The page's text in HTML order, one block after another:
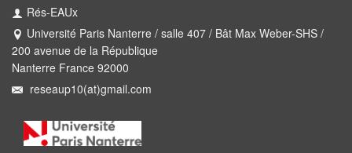
Rés-EAUx
Université Paris Nanterre / salle 407 / Bât Max Weber-SHS /
200 avenue de la République
Nanterre France 92000
reseaup10(at)gmail.com